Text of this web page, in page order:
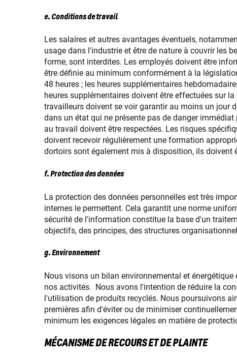
e. Conditions de travail
Les salaires et autres avantages éventuels,
usage dans l'industrie et être de nature à couvrir les
forme, sont interdites. Les employés doivent être
être définie au minimum conformément à la
48 heures ; les heures supplémentaires
heures supplémentaires doivent être effectuées sur
travailleurs doivent se voir garantir au moins un jour
dans un état qui ne présente pas de danger
au travail doivent être respectées. Les risques
doivent recevoir régulièrement une formation
dortoirs sont également mis à disposition, ils doivent
f. Protection des données
La protection des données personnelles est très
internes le permettent. Cela garantit une norme
sécurité de l'information constitue la base d'un
objectifs, des principes, des structures
g. Environnement
Nous visons un bilan environnemental et
nos activités. Nous avons l'intention de réduire la
l'utilisation de produits recyclés. Nous poursuivons
premières afin d'éviter ou de minimiser
minimum les exigences légales en matière de
MÉCANISME DE RECOURS ET DE PLAINTE